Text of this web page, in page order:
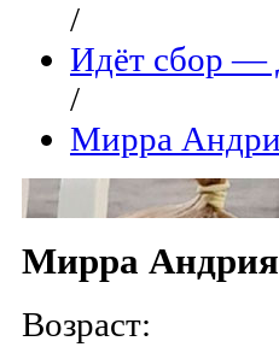
/
Идёт сбор
/
Мирра
Мирра
Возраст: